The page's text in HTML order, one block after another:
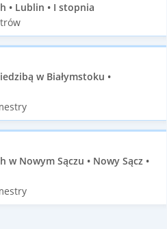
• Lublin • I stopnia
w Białymstoku •
Nowym Sączu • Nowy Sącz •